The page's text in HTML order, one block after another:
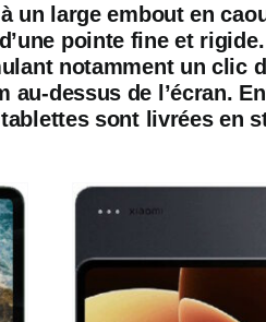
un large embout en
pointe fine et
notamment un clic
dessus de l’écran.
sont livrées en